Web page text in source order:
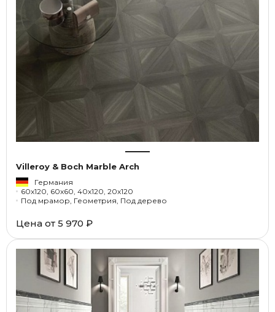
Villeroy & Boch Marble Arch
Германия
60x120, 60x60, 40x120, 20x120
Под мрамор, Геометрия, Под дерево
Цена от 5 970 ₽